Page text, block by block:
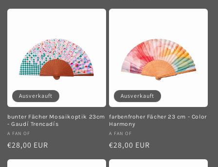
Ausverkauft
bunter Fächer Mosaikoptik 23cm
- Gaudí Trencadís
Anbieter:
A FAN OF
Normaler
€28,00 EUR
Ausverkauft
farbenfroher Fächer 23 cm - Color
Harmony
Anbieter:
A FAN OF
Normaler
€28,00 EUR